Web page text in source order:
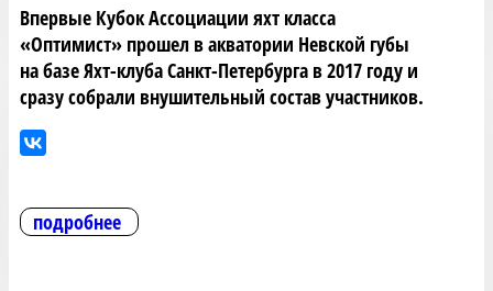
Впервые Кубок Ассоциации яхт класса
«Оптимист» прошел в акватории Невской губы
на базе Яхт-клуба Санкт-Петербурга в 2017 году и
сразу собрали внушительный состав участников.
подробнее